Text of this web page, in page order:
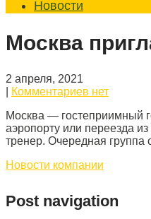
Новости
Москва
2 апреля, 2021
Комментариев нет
Москва — гостеприимный
аэропорту или переезда
тренер. Очередная группа
Новости компании
Post navigation